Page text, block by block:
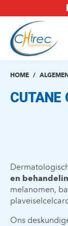
en
naar
inhoud
gaan
HOME
CUTANE
en
melanomen,
Ons